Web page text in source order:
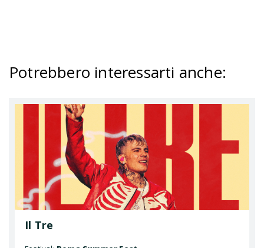
Potrebbero interessarti anche:
Il Tre